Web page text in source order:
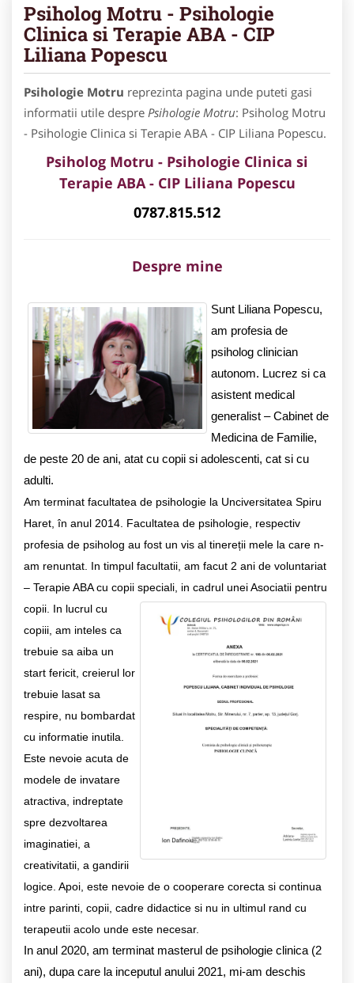
Psiholog Motru - Psihologie
Clinica si Terapie ABA - CIP
Liliana Popescu
Psihologie Motru reprezinta pagina unde puteti gasi
informatii utile despre Psihologie Motru: Psiholog Motru
- Psihologie Clinica si Terapie ABA - CIP Liliana Popescu.
Psiholog Motru - Psihologie Clinica si
Terapie ABA- CIP Liliana Popescu
0787.815.512
Despre mine
Sunt Liliana Popescu,
am profesia de
psiholog clinician
autonom. Lucrez si ca
asistent medical
generalist – Cabinet de
Medicina de Familie,
de peste 20 de ani, atat cu copii si adolescenti, cat si cu
adulti.
Am terminat facultatea de psihologie la Unciversitatea Spiru
Haret, în anul 2014. Facultatea de psihologie, respectiv
profesia de psiholog au fost un vis al tinereții mele la care n-
am renuntat. In timpul facultatii, am facut 2 ani de voluntariat
– Terapie ABA cu copii speciali, in cadrul unei Asociatii pentru
copii. In lucrul cu
copiii, am inteles ca
trebuie sa aiba un
start fericit, creierul lor
trebuie lasat sa
respire, nu bombardat
cu informatie inutila.
Este nevoie acuta de
modele de invatare
atractiva, indreptate
spre dezvoltarea
imaginatiei, a
creativitatii, a gandirii
logice. Apoi, este nevoie de o cooperare corecta si continua
intre parinti, copii, cadre didactice si nu in ultimul rand cu
terapeutii acolo unde este necesar.
In anul 2020, am terminat masterul de psihologie clinica (2
ani), dupa care la inceputul anului 2021, mi-am deschis